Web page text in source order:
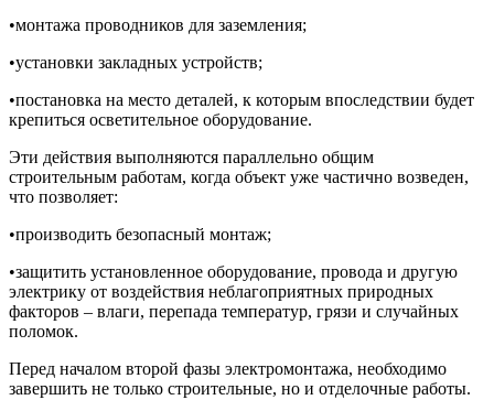
•монтажа проводников для заземления;
•установки закладных устройств;
•постановка на место деталей, к которым впоследствии будет
крепиться осветительное оборудование.
Эти действия выполняются параллельно общим
строительным работам, когда объект уже частично возведен,
что позволяет:
•производить безопасный монтаж;
•защитить установленное оборудование, провода и другую
электрику от воздействия неблагоприятных природных
факторов – влаги, перепада температур, грязи и случайных
поломок.
Перед началом второй фазы электромонтажа, необходимо
завершить не только строительные, но и отделочные работы.